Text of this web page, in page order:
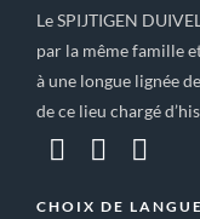
Le SPIJTIGEN
par la même famille
à une longue lignée
de ce lieu chargé
CHOIX DE